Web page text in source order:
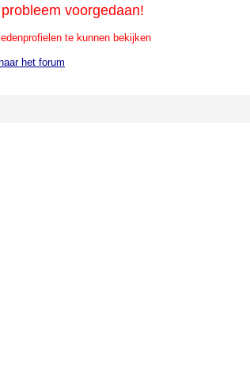
voorgedaan!
te kunnen bekijken
het forum